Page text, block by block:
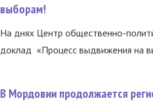
выборам!
На днях Центр общественно-
доклад «Процесс выдвижения на
В Мордовии продолжается